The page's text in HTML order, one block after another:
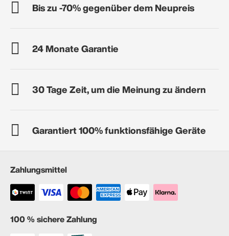
Bis zu -70% gegenüber dem Neupreis
24 Monate Garantie
30 Tage Zeit, um die Meinung zu ändern
Garantiert 100% funktionsfähige Geräte
Zahlungsmittel
100 % sichere Zahlung